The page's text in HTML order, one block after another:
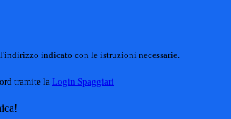
indicato con le istruzioni necessarie.
tramite la Login Spaggiari